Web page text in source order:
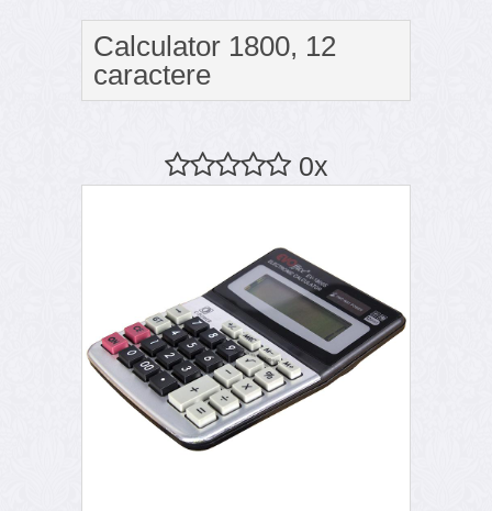
Calculator 1800, 12
caractere
0x